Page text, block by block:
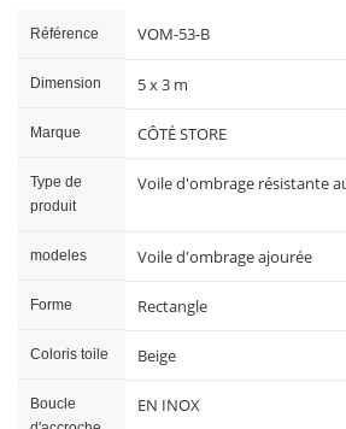
Référence VOM-53-B
Dimension 5 x 3 m
Marque CÔTÉ STORE
Type de
produit
Voile d'ombrage résistante
modeles Voile d'ombrage ajourée
Forme Rectangle
Coloris toile Beige
Boucle
EN INOX